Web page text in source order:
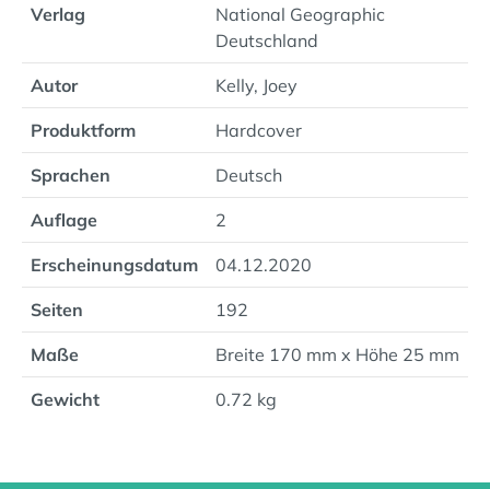
Verlag
National Geographic
Deutschland
Autor Kelly, Joey
Produktform Hardcover
Sprachen Deutsch
Auflage 2
Erscheinungsdatum 04.12.2020
Seiten 192
Maße Breite 170 mm x Höhe 25 mm
Gewicht 0.72 kg